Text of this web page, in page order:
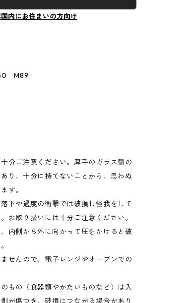
国内にお住まいの方向け
M89
分ご注意ください。厚手のガラス製の
り、十分に持てないことから、思わぬ
す。
下や過度の衝撃では破損し怪我をして
お取り扱いには十分ご注意ください。
内側から外に向かって圧をかけると破
せんので、電子レンジやオーブンでの
もの（食器類やかたいものなど）は入
が傷つき、破損につながる場合があり